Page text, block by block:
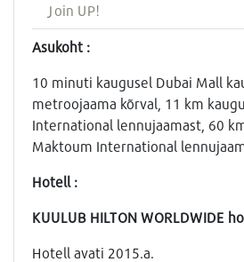
Join UP!
Asukoht :
10 minuti kaugusel Dubai Mall
metroojaama kõrval, 11 km
International lennujaamast, 60
Maktoum International
Hotell :
KUULUB HILTON WORLDWIDE
Hotell avati 2015.a.